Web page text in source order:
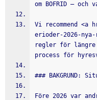
om BOFRID –
Vi recommend
erioder-2026-
regler för längre
process för
### BAKGRUND:
Före 2026 var